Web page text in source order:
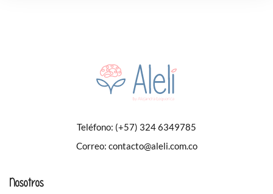
Teléfono: (+57) 324 6349785
Correo: contacto@aleli.com.co
Nosotros